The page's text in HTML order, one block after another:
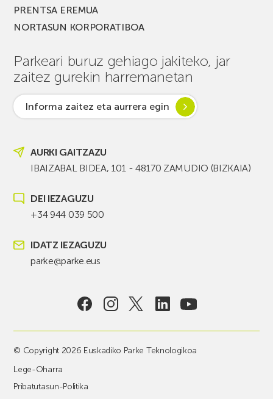
PRENTSA EREMUA
NORTASUN KORPORATIBOA
Parkeari buruz gehiago jakiteko, jar
zaitez gurekin harremanetan
Informa zaitez eta aurrera egin
AURKI GAITZAZU
IBAIZABAL BIDEA, 101 - 48170 ZAMUDIO (BIZKAIA)
DEI IEZAGUZU
+34 944 039 500
IDATZ IEZAGUZU
parke@parke.eus
© Copyright 2026 Euskadiko Parke Teknologikoa
Lege-Oharra
Pribatutasun-Politika